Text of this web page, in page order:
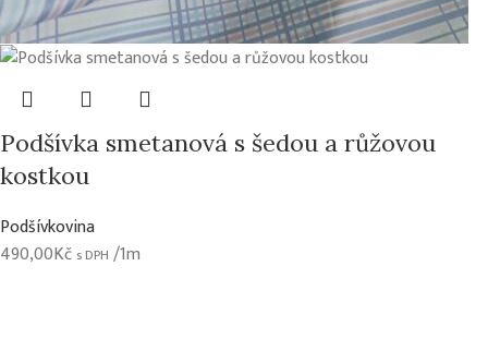
Podšívka smetanová s šedou a růžovou
kostkou
Podšívkovina
490,00Kč s DPH /1m